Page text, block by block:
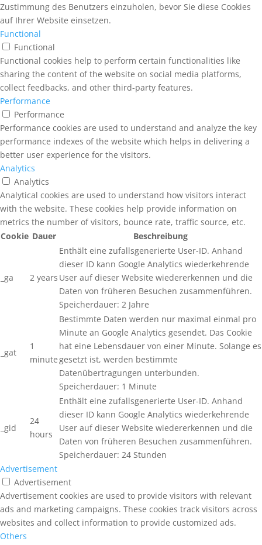
Zustimmung des Benutzers einzuholen, bevor Sie diese Cookies
auf Ihrer Website einsetzen.
Functional
Functional
Functional cookies help to perform certain functionalities like
sharing the content of the website on social media platforms,
collect feedbacks, and other third-party features.
Performance
Performance
Performance cookies are used to understand and analyze the key
performance indexes of the website which helps in delivering a
better user experience for the visitors.
Analytics
Analytics
Analytical cookies are used to understand how visitors interact
with the website. These cookies help provide information on
metrics the number of visitors, bounce rate, traffic source, etc.
Cookie Dauer Beschreibung
_ga 2 years
Enthält eine zufallsgenerierte User-ID. Anhand
dieser ID kann Google Analytics wiederkehrende
User auf dieser Website wiedererkennen und die
Daten von früheren Besuchen zusammenführen.
Speicherdauer: 2 Jahre
_gat
1
minute
Bestimmte Daten werden nur maximal einmal pro
Minute an Google Analytics gesendet. Das Cookie
hat eine Lebensdauer von einer Minute. Solange es
gesetzt ist, werden bestimmte
Datenübertragungen unterbunden.
Speicherdauer: 1 Minute
_gid
24
hours
Enthält eine zufallsgenerierte User-ID. Anhand
dieser ID kann Google Analytics wiederkehrende
User auf dieser Website wiedererkennen und die
Daten von früheren Besuchen zusammenführen.
Speicherdauer: 24 Stunden
Advertisement
Advertisement
Advertisement cookies are used to provide visitors with relevant
ads and marketing campaigns. These cookies track visitors across
websites and collect information to provide customized ads.
Others